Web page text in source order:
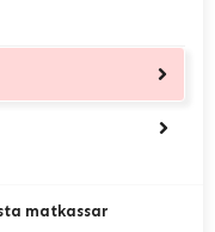
matkassar